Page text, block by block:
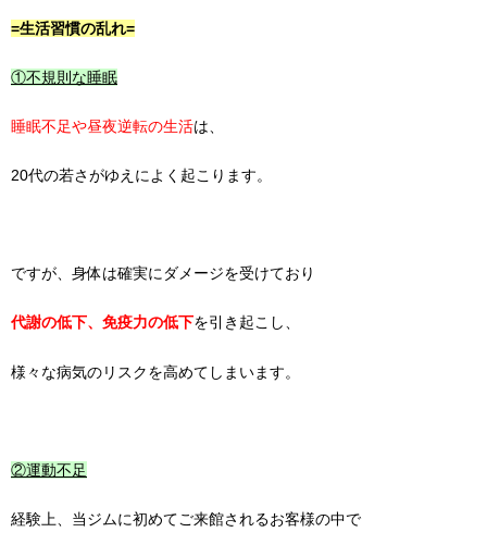
=生活習慣の乱れ=
①不規則な睡眠
睡眠不足や昼夜逆転の生活は、
20代の若さがゆえによく起こります。
ですが、身体は確実にダメージを受けており
代謝の低下、免疫力の低下を引き起こし、
様々な病気のリスクを高めてしまいます。
②運動不足
経験上、当ジムに初めてご来館されるお客様の中で